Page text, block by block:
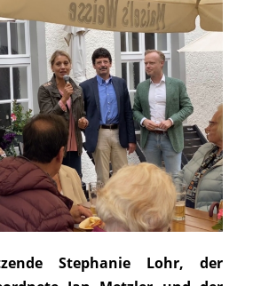
Stephanie Lohr, der